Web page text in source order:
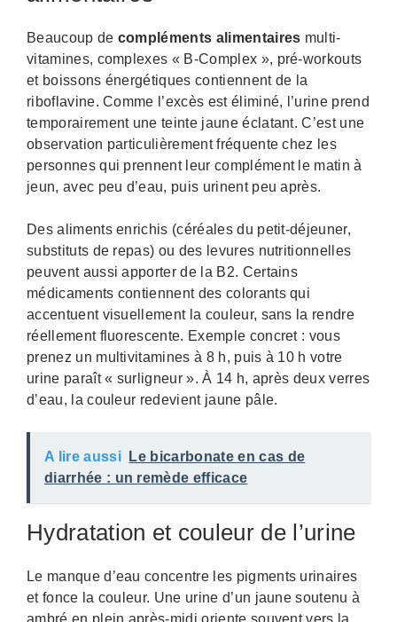
Beaucoup de compléments alimentaires multi-
vitamines, complexes « B-Complex », pré-workouts
et boissons énergétiques contiennent de la
riboflavine. Comme l’excès est éliminé, l’urine prend
temporairement une teinte jaune éclatant. C’est une
observation particulièrement fréquente chez les
personnes qui prennent leur complément le matin à
jeun, avec peu d’eau, puis urinent peu après.
Des aliments enrichis (céréales du petit-déjeuner,
substituts de repas) ou des levures nutritionnelles
peuvent aussi apporter de la B2. Certains
médicaments contiennent des colorants qui
accentuent visuellement la couleur, sans la rendre
réellement fluorescente. Exemple concret : vous
prenez un multivitamines à 8 h, puis à 10 h votre
urine paraît « surligneur ». À 14 h, après deux verres
d’eau, la couleur redevient jaune pâle.
A lire aussi
Le bicarbonate en cas de
diarrhée : un remède efficace
Hydratation et couleur de l’urine
Le manque d’eau concentre les pigments urinaires
et fonce la couleur. Une urine d’un jaune soutenu à
ambré en plein après-midi oriente souvent vers la